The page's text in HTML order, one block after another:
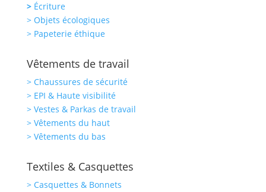
>Écriture
> Objets écologiques
> Papeterie éthique
Vêtements de travail
> Chaussures de sécurité
> EPI & Haute visibilité
> Vestes & Parkas de travail
> Vêtements du haut
> Vêtements du bas
Textiles & Casquettes
> Casquettes & Bonnets